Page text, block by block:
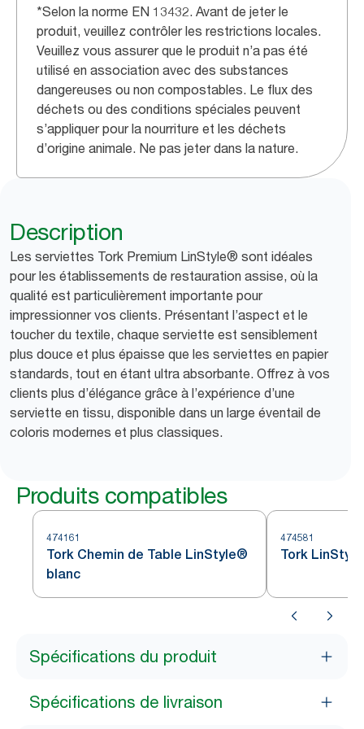
*Selon la norme EN 13432. Avant de jeter le
produit, veuillez contrôler les restrictions locales.
Veuillez vous assurer que le produit n’a pas été
utilisé en association avec des substances
dangereuses ou non compostables. Le flux des
déchets ou des conditions spéciales peuvent
s’appliquer pour la nourriture et les déchets
d’origine animale. Ne pas jeter dans la nature.
Description
Les serviettes Tork Premium LinStyle® sont idéales
pour les établissements de restauration assise, où la
qualité est particulièrement importante pour
impressionner vos clients. Présentant l’aspect et le
toucher du textile, chaque serviette est sensiblement
plus douce et plus épaisse que les serviettes en papier
standards, tout en étant ultra absorbante. Offrez à vos
clients plus d’élégance grâce à l’expérience d’une
serviette en tissu, disponible dans un large éventail de
coloris modernes et plus classiques.
Produits compatibles
474161
Tork Chemin de Table LinStyle®
blanc
474581
Tork
Spécifications du produit
Spécifications de livraison